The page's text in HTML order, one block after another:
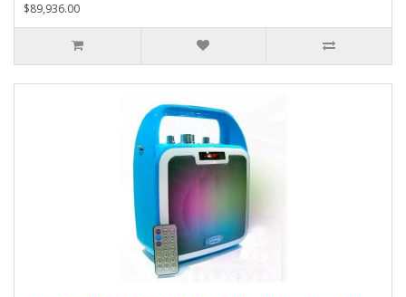
$89,936.00